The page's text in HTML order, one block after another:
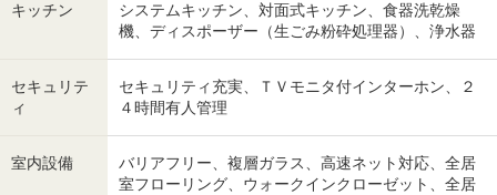
キッチン
システムキッチン、対面式キッチン、食器洗乾燥
機、ディスポーザー（生ごみ粉砕処理器）、浄水器
セキュリテ
ィ
セキュリティ充実、ＴＶモニタ付インターホン、２
４時間有人管理
室内設備
バリアフリー、複層ガラス、高速ネット対応、全居
室フローリング、ウォークインクローゼット、全居